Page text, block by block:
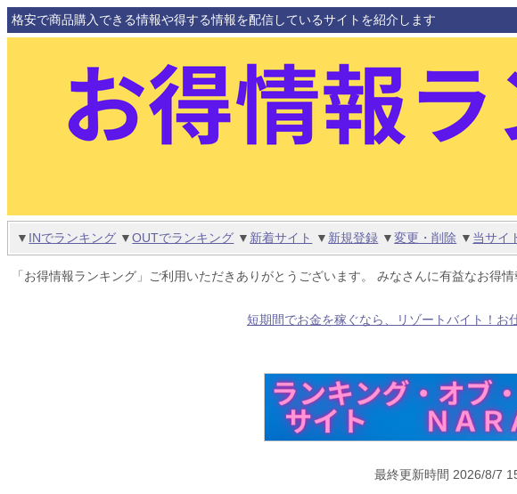
格安で商品購入できる情報や得する情報を配信しているサイトを紹介します
▼ INでランキング ▼OUTでランキング ▼ 新着サイト ▼ 新規登録 ▼変更・削除 ▼ 当サイ
「お得情報ランキング」ご利用いただきありがとうございます。 みなさんに有益なお得
短期間でお金を稼ぐなら、リゾートバイト！お
最終更新時間 2026/8/7